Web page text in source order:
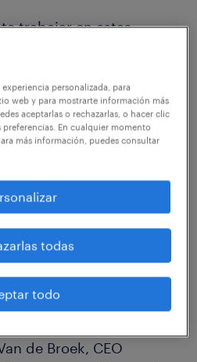
trabajar en estas
y comunicación
ya que se trata, a
básicas y
actualizar
vez que comienzas a
futuro no va a
de Broek, CEO
personalizada, para
web y para mostrarte información más
aceptarlas o rechazarlas, o hacer clic
preferencias. En cualquier momento
más información, puedes consultar
todas
todo